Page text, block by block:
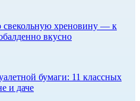
свекольную хреновину — к
вкусно
бумаги: 11 классных
и даче